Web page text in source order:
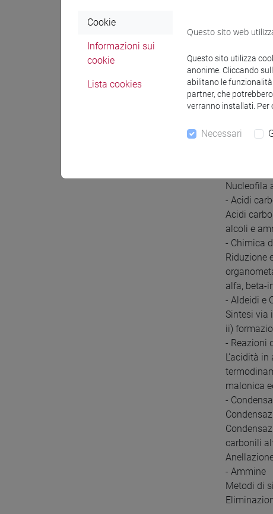
le
Contenuti
struttura/
Nucleofila
- Acidi
Acidi
alcoli e
- Chimica
Riduzione
alfa, beta-
- Aldeidi e
Sintesi via
ii)
- Reazioni
L’acidità
malonica
-
carbonili
- Ammine
Metodi di
Cookie
Informazioni sui
cookie
Lista cookies
Questo sito web
Questo sito utilizza
anonime. Cliccando
abilitano le
partner, che
verranno installati. Per
Necessari